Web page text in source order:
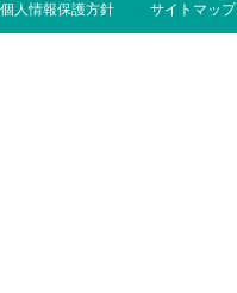
個人情報保護方針 サイトマップ